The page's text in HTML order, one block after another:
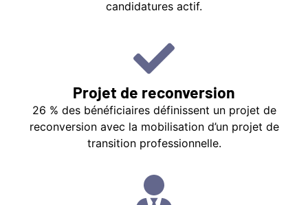
candidatures actif.
Projet de reconversion
26 % des bénéficiaires définissent un projet de
reconversion avec la mobilisation d’un projet de
transition professionnelle.